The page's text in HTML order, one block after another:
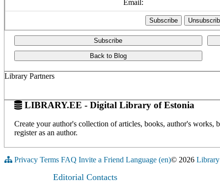
Email:
Subscribe
Back to Blog
Library Partners
LIBRARY.EE - Digital Library of Estonia
Create your author's collection of articles, books, author's
register as an author.
Privacy Terms FAQ Invite a Friend Language (en)© 2026
Editorial Contacts